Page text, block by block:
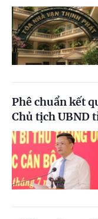
Phê chuẩn kết
Chủ tịch UBND